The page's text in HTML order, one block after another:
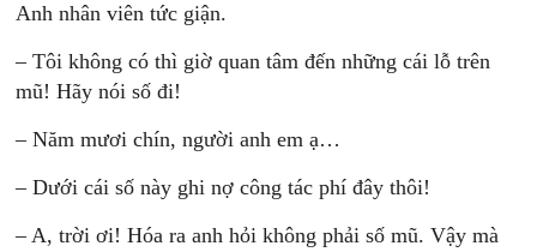
Anh nhân viên tức giận.
– Tôi không có thì giờ quan tâm đến những cái lỗ trên
mũ! Hãy nói số đi!
– Năm mươi chín, người anh em ạ…
– Dưới cái số này ghi nợ công tác phí đây thôi!
– A, trời ơi! Hóa ra anh hỏi không phải số mũ. Vậy mà